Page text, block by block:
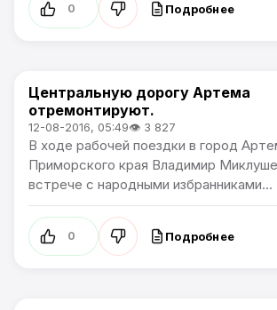
0 Подробнее
Новости Артёма
Центральную дорогу Артема
отремонтируют.
12-08-2016, 05:49👁 3 827
В ходе рабочей поездки в город
Приморского края Владимир
встрече с народными избранниками...
0 Подробнее